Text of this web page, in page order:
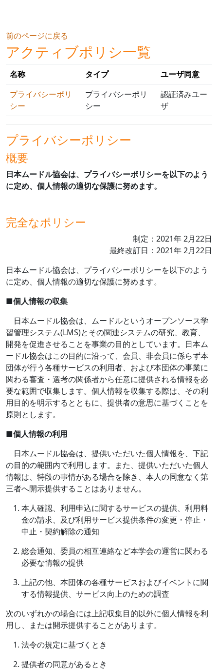
前のページに戻る
アクティブポリシ一覧
名称 タイプ
ユーザ同意
プライバシーポリ
シー
プライバシーポリ
シー
認証済みユー
ザ
プライバシーポリシー
概要
日本ムードル協会は、プライバシーポリシーを以下のよう
に定め、個人情報の適切な保護に努めます。
完全なポリシー
制定： 2021年2月22日
最終改訂日： 2021年2月22日
日本ムードル協会は、プライバシーポリシーを以下のよう
に定め、個人情報の適切な保護に努めます。
■個人情報の収集
日本ムードル協会は、ムードルというオープンソース学
習管理システム(LMS)とその関連システムの研究、教育、
開発を促進させることを事業の目的としています。日本ム
ードル協会はこの目的に沿って、会員、非会員に係らず本
団体が行う各種サービスの利用者、および本団体の事業に
関わる審査・選考の関係者から任意に提供される情報を必
要な範囲で収集します。個人情報を収集する際は、その利
用目的を明示するとともに、提供者の意思に基づくことを
原則とします。
■個人情報の利用
日本ムードル協会は、提供いただいた個人情報を、下記
の目的の範囲内で利用します。また、提供いただいた個人
情報は、特段の事情がある場合を除き、本人の同意なく第
三者へ開示提供することはありません。
本人確認、利用申込に関するサービスの提供、利用料
金の請求、及び利用サービス提供条件の変更・停止・
中止・契約解除の通知
総会通知、委員の相互連絡など本学会の運営に関わる
必要な情報の提供
上記の他、本団体の各種サービスおよびイベントに関
する情報提供、サービス向上のための調査
次のいずれかの場合には上記収集目的以外に個人情報を利
用し、または開示提供することがあります。
法令の規定に基づくとき
提供者の同意があるとき